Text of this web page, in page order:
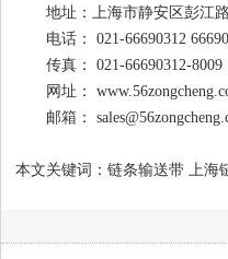
地址：上海市静安区彭江
电话： 021-66690312
传真： 021-66690312-8009
网址：
邮箱：
本文关键词：链条输送带 上海